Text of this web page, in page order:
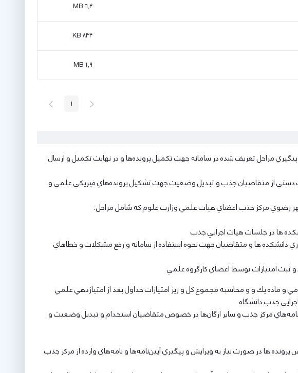
۶٫۴ MB
۸۳۴ KB
۱٫۹ MB
پیغام
قبلی صفحه1 صفحه
بعد
مراحل تعريف شده در سامانه جهت تكميل پرونده‌ها و در نهايت تكميل و ارسال
دستي از متقاضيان جذب و تبديل وضعيت جهت تشكيل پرونده‌هاي فيزيكي علمي و
ها در جلسات هيات اجرايي جذب
دانشكده ها و متقاضيان جهت نحوه استفاده از سامانه و رفع مشكلات و خطاهاي
امتيازات توسط اعضاي كارگروه علمي
يك و و محاسبه مجموع كل و ريز امتيازات جداول بعد از امتيازدهي علمي
جذب دانشگاه
مركز جذب و ساير ارگان‌ها در خصوص متقاضيان استخدام و تبديل وضعيت و
ها در صورت نياز به ويرايش و پيگيري آيين‌نامه‌ها و نامه‌هاي وارده از مركز جذب